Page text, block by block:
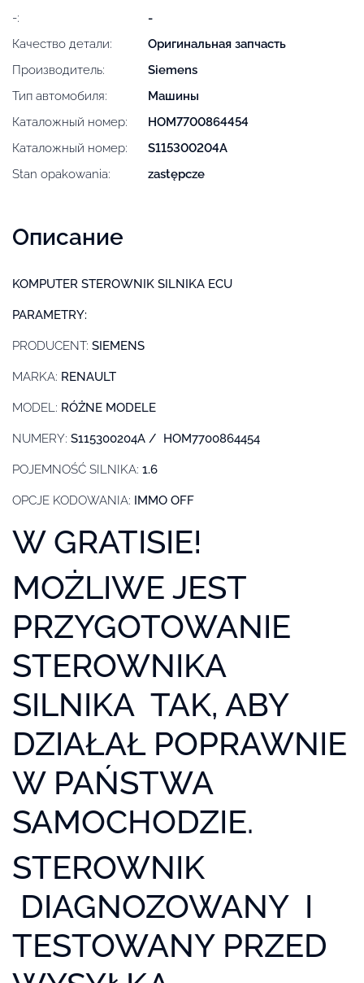
-:
-
Качество детали:
Оригинальная запчасть
Производитель:
Siemens
Тип автомобиля:
Машины
Каталожный номер:
HOM7700864454
Каталожный номер:
S115300204A
Stan opakowania:
zastępcze
Описание
KOMPUTER STEROWNIK SILNIKA ECU
PARAMETRY:
PRODUCENT: SIEMENS
MARKA: RENAULT
MODEL: RÓŻNE MODELE
NUMERY: S115300204A / HOM7700864454
POJEMNOŚĆ SILNIKA: 1.6
OPCJE KODOWANIA: IMMO OFF
W GRATISIE!
MOŻLIWE JEST
PRZYGOTOWANIE
STEROWNIKA
SILNIKA TAK, ABY
DZIAŁAŁ POPRAWNIE
W PAŃSTWA
SAMOCHODZIE.
STEROWNIK
DIAGNOZOWANY I
TESTOWANY PRZED